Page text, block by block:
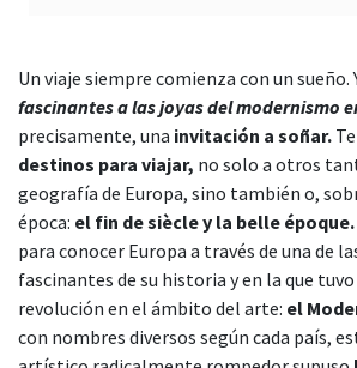
Un viaje siempre comienza con un sueño.
fascinantes a las joyas del modernismo
precisamente, una invitación a soñar.
destinos para viajar, no solo a otros
geografía de Europa, sino también o,
época: el fin de siècle y la belle époque.
para conocer Europa a través de una de
fascinantes de su historia y en la que
revolución en el ámbito del arte: el
con nombres diversos según cada país,